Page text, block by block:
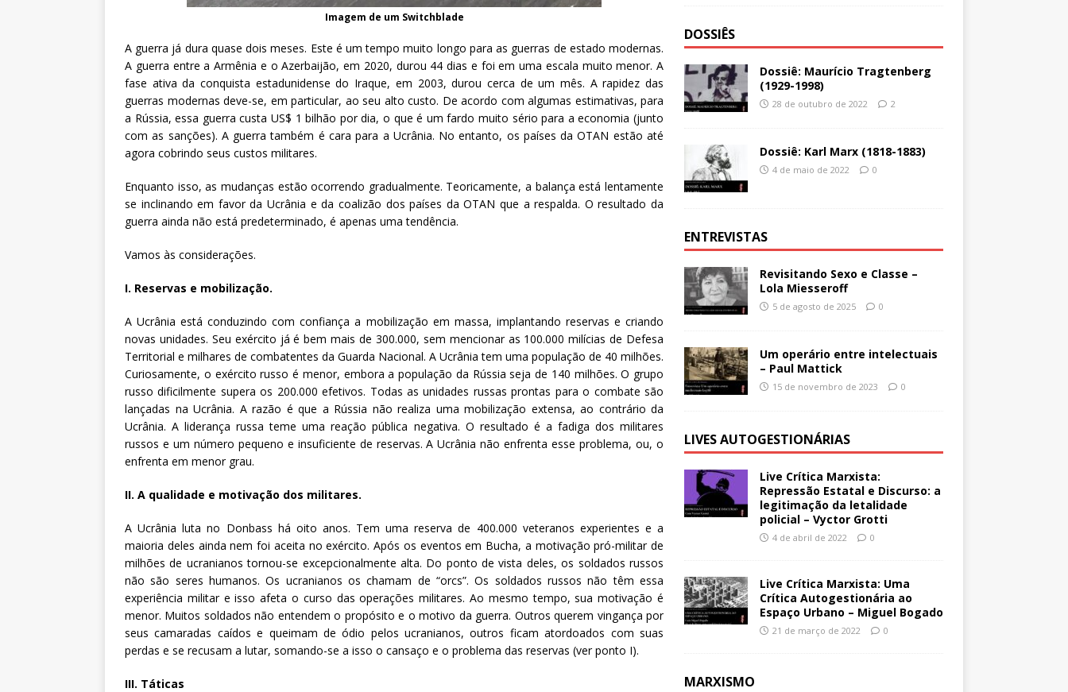
Imagem de um Switchblade
A guerra já dura quase dois meses. Este é um tempo muito longo para as guerras de estado modernas.
A guerra entre a Armênia e o Azerbaijão, em 2020, durou 44 dias e foi em uma escala muito menor. A
fase ativa da conquista estadunidense do Iraque, em 2003, durou cerca de um mês. A rapidez das
guerras modernas deve-se, em particular, ao seu alto custo. De acordo com algumas estimativas, para
a Rússia, essa guerra custa US$ 1 bilhão por dia, o que é um fardo muito sério para a economia (junto
com as sanções). A guerra também é cara para a Ucrânia. No entanto, os países da OTAN estão até
agora cobrindo seus custos militares.
Enquanto isso, as mudanças estão ocorrendo gradualmente. Teoricamente, a balança está lentamente
se inclinando em favor da Ucrânia e da coalizão dos países da OTAN que a respalda. O resultado da
guerra ainda não está predeterminado, é apenas uma tendência.
Vamos às considerações.
I. Reservas e mobilização.
A Ucrânia está conduzindo com confiança a mobilização em massa, implantando reservas e criando
novas unidades. Seu exército já é bem mais de 300.000, sem mencionar as 100.000 milícias de Defesa
Territorial e milhares de combatentes da Guarda Nacional. A Ucrânia tem uma população de 40 milhões.
Curiosamente, o exército russo é menor, embora a população da Rússia seja de 140 milhões. O grupo
russo dificilmente supera os 200.000 efetivos. Todas as unidades russas prontas para o combate são
lançadas na Ucrânia. A razão é que a Rússia não realiza uma mobilização extensa, ao contrário da
Ucrânia. A liderança russa teme uma reação pública negativa. O resultado é a fadiga dos militares
russos e um número pequeno e insuficiente de reservas. A Ucrânia não enfrenta esse problema, ou, o
enfrenta em menor grau.
II. A qualidade e motivação dos militares.
A Ucrânia luta no Donbass há oito anos. Tem uma reserva de 400.000 veteranos experientes e a
maioria deles ainda nem foi aceita no exército. Após os eventos em Bucha, a motivação pró-militar de
milhões de ucranianos tornou-se excepcionalmente alta. Do ponto de vista deles, os soldados russos
não são seres humanos. Os ucranianos os chamam de “orcs”. Os soldados russos não têm essa
experiência militar e isso afeta o curso das operações militares. Ao mesmo tempo, sua motivação é
menor. Muitos soldados não entendem o propósito e o motivo da guerra. Outros querem vingança por
seus camaradas caídos e queimam de ódio pelos ucranianos, outros ficam atordoados com suas
perdas e se recusam a lutar, somando-se a isso o cansaço e o problema das reservas (ver ponto I).
III. Táticas
DOSSIÊS
Dossiê: Maurício Tragtenberg
(1929-1998)
28 de outubro de 2022 2
Dossiê: Karl Marx (1818-1883)
4 de maio de 2022 0
ENTREVISTAS
Revisitando Sexo e Classe –
Lola Miesseroff
5 de agosto de 2025 0
Um operário entre intelectuais
– Paul Mattick
15 de novembro de 2023 0
LIVES AUTOGESTIONÁRIAS
Live Crítica Marxista:
Repressão Estatal e Discurso: a
legitimação da letalidade
policial – Vyctor Grotti
4 de abril de 2022 0
Live Crítica Marxista: Uma
Crítica Autogestionária ao
Espaço Urbano – Miguel Bogado
21 de março de 2022 0
MARXISMO